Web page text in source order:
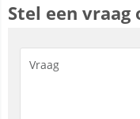
Stel een